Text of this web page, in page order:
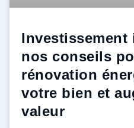
Investissement
nos conseils
rénovation
votre bien et
valeur